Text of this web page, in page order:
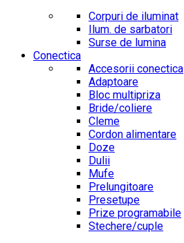
Corpuri de iluminat
Ilum. de sarbatori
Surse de lumina
Conectica
Accesorii conectica
Adaptoare
Bloc multipriza
Bride/coliere
Cleme
Cordon alimentare
Doze
Dulii
Mufe
Prelungitoare
Presetupe
Prize programabile
Stechere/cuple